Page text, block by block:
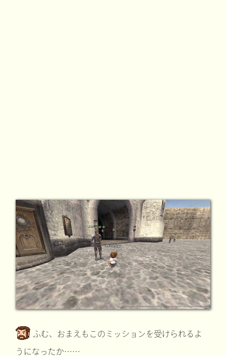
ふむ、おまえもこのミッションを受けられるよ
うになったか……